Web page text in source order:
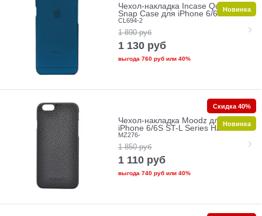
Чехол-накладка Incase Quick
Snap Case для iPhone 6/6s
CL694-2
1 890 руб
1 130 руб
выгода 760 рубили 40%
Новинка
Чехол-накладка Moodz для
iPhone 6/6S ST-L Series Hard
MZ276-
1 850 руб
1 110 руб
выгода 740 рубили 40%
Скидка 40%
Новинка